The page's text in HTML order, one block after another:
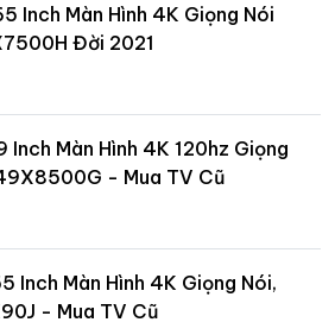
Inch Màn Hình 4K Giọng Nói
Đời 2021
Inch Màn Hình 4K 120hz Giọng
- Mua TV Cũ
Inch Màn Hình 4K Giọng Nói,
- Mua TV Cũ